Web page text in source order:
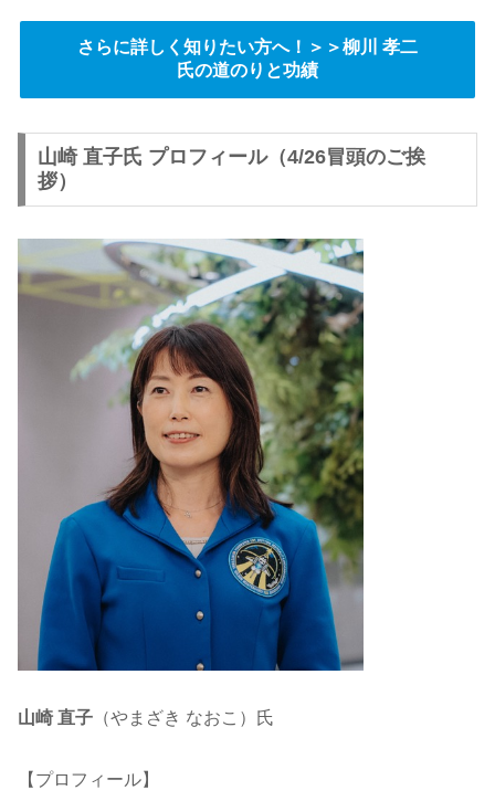
さらに詳しく知りたい方へ！＞＞柳川 孝二
氏の道のりと功績
山崎 直子氏 プロフィール（4/26冒頭のご挨
拶）
山崎 直子 （やまざき なおこ）氏
【プロフィール】